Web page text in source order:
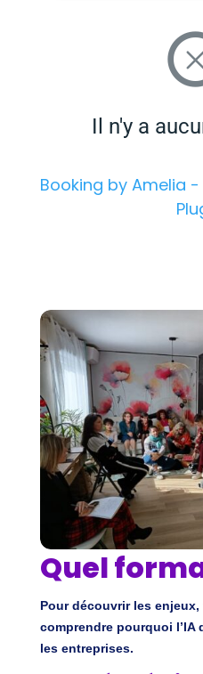
Il n'y a
Booking by Amelia
Quel
Pour découvrir les
comprendre pourquoi
les entreprises.